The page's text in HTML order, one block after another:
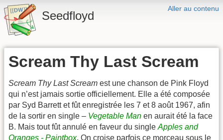
Aller au contenu
Seedfloyd
Scream Thy Last Scream
Scream Thy Last Scream est une chanson de Pink Floyd
qui n’est jamais sortie officiellement. Elle a été composée
par Syd Barrett et fût enregistrée les 7 et 8 août 1967, afin
de la sortir en single – Vegetable Man en aurait été la face
B. Mais tout fût annulé en faveur du single Apples and
Oranges - Paintbox. On croise parfois ce morceau sous le